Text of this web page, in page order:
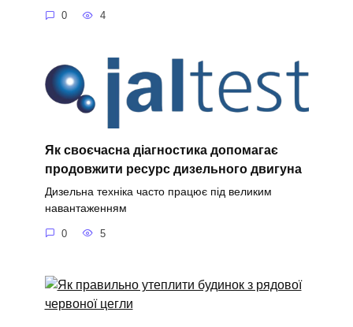
0 4
Як своєчасна діагностика допомагає
продовжити ресурс дизельного двигуна
Дизельна техніка часто працює під великим
навантаженням
0 5